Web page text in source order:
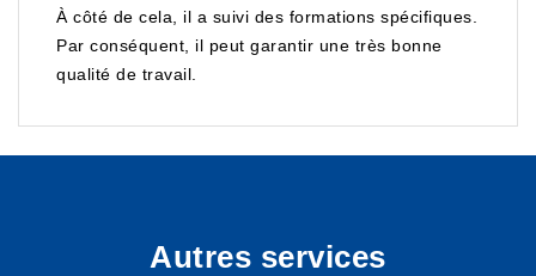
À côté de cela, il a suivi des formations spécifiques.
Par conséquent, il peut garantir une très bonne
qualité de travail.
Autres services